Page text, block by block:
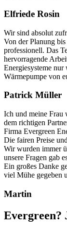
Elfriede Rosin
Wir sind absolut
Von der Planung
professionell. Das
hervorragende
Energiesysteme
Wärmepumpe von
Patrick Müller
Ich und meine Frau
dem richtigen
Firma Evergreen
Die fairen Preise
Wir wurden immer
unsere Fragen gab
Ein großes Danke
viel Mühe gegeben
Martin
Evergreen?